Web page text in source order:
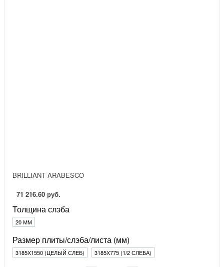
BRILLIANT ARABESCO
71 216.60 руб.
Толщина слэба
20 ММ
Размер плиты/слэба/листа (мм)
3185Х1550 (ЦЕЛЫЙ СЛЕБ) 3185Х775 (1/2 СЛЕБА)